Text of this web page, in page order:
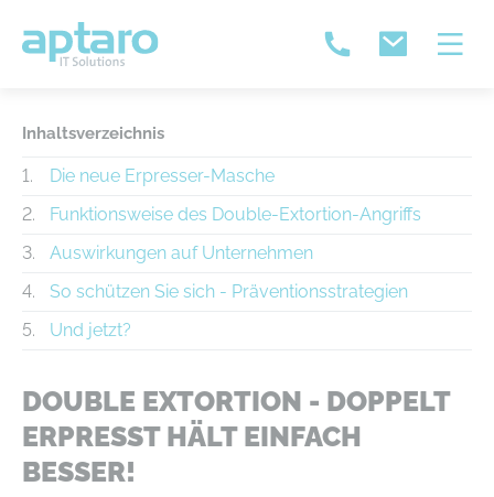
DOUBLE EXTORTION - DOPPELT
ERPRESST HÄLT EINFACH
BESSER!
Inhaltsverzeichnis
Die neue Erpresser-Masche
Funktionsweise des Double-Extortion-Angriffs
Auswirkungen auf Unternehmen
So schützen Sie sich - Präventionsstrategien
Und jetzt?